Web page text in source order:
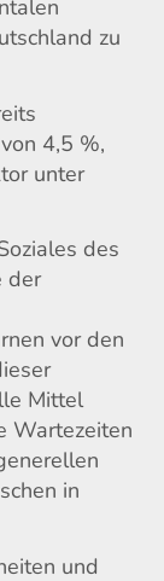
zu
4,5 %,
unter
des
der
vor den
Mittel
Wartezeiten
in
und